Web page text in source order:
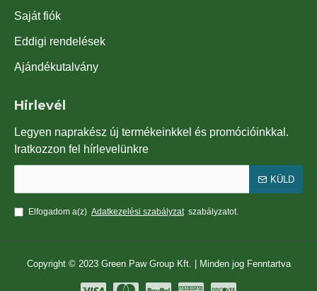
Saját fiók
Eddigi rendelések
Ajándékutalvány
Hirlevél
Legyen naprakész új termékeinkkel és promócióinkkal.
Iratkozzon fel hírlevelünkre
KÜLD
Elfogadom a(z) Adatkezelési szabályzat szabályzatot.
Copyright © 2023 Green Paw Group Kft. | Minden jog Fenntartva